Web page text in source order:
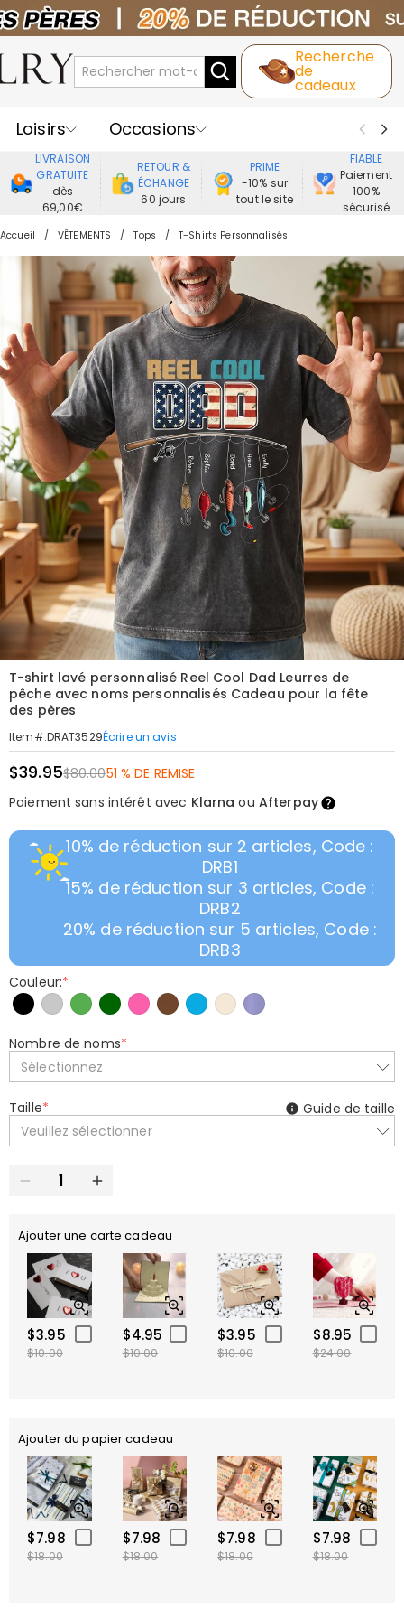
Recherche
de
cadeaux
Loisirs
Occasions
Destinataires
Meilleure Ventes
Nouveaux
Vêtement
LIVRAISON
GRATUITE
dès
69,00€
RETOUR &
ÉCHANGE
60 jours
PRIME
-10% sur
tout le site
FIABLE
Paiement
100%
sécurisé
Accueil VÊTEMENTS Tops T-Shirts Personnalisés
T-shirt lavé personnalisé Reel Cool Dad Leurres de
pêche avec noms personnalisés Cadeau pour la fête
des pères
Item#:DRAT3529Écrire un avis
$39.95$80.0051 % DE REMISE
Paiement sans intérêt avec Klarna ou Afterpay
10% de réduction sur 2 articles, Code :
DRB1
15% de réduction sur 3 articles, Code :
DRB2
20% de réduction sur 5 articles, Code :
DRB3
Couleur:*
Nombre de noms*
Sélectionnez
Taille*
Veuillez sélectionner
Guide de taille
Ajouter une carte cadeau
$3.95
$10.00
$4.95
$10.00
$3.95
$10.00
$8.95
$24.00
Ajouter du papier cadeau
$7.98
$18.00
$7.98
$18.00
$7.98
$18.00
$7.98
$18.00